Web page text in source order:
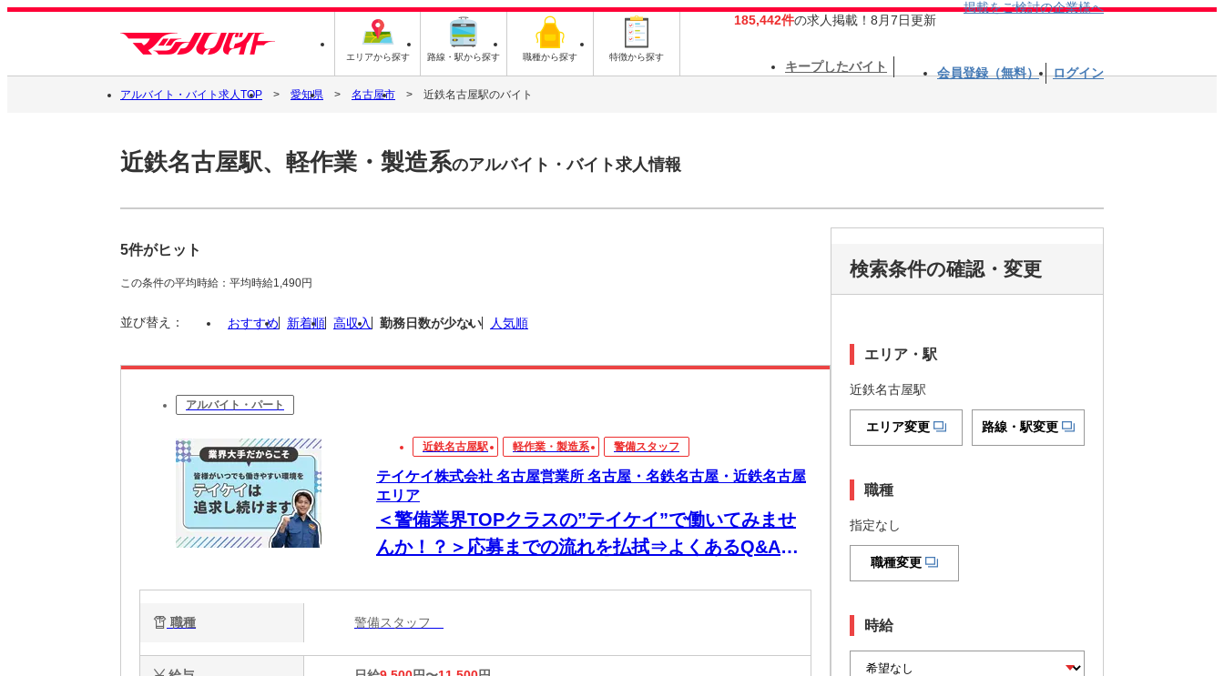
エリアから探す 路線・駅から探す 職種から探す 特徴から探す
185,442件の求人掲載！8月7日更新
掲載をご検討の企業様へ
キープしたバイト 会員登録（無料） ログイン
アルバイト・バイト求人TOP 愛知県 名古屋市 近鉄名古屋駅のバイト
近鉄名古屋駅、軽作業・製造系のアルバイト・バイト求人情報
5件がヒット
この条件の平均時給：平均時給1,490円
並び替え： おすすめ 新着順 高収入 勤務日数が少ない 人気順
アルバイト・パート
近鉄名古屋駅 軽作業・製造系 警備スタッフ
テイケイ株式会社 名古屋営業所 名古屋・名鉄名古屋・近鉄名古屋
エリア
＜警備業界TOPクラスの”テイケイ”で働いてみませ
んか！？＞応募までの流れを払拭⇒よくあるQ&A大
職種 警備スタッフ
検索条件の確認・変更
エリア・駅
近鉄名古屋駅
エリア変更 路線・駅変更
職種
指定なし
職種変更
時給